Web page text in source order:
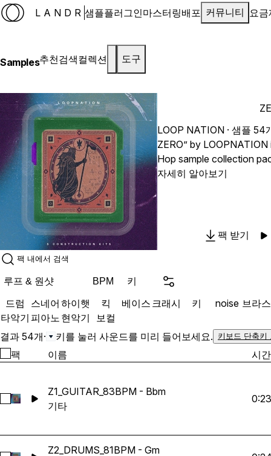
LANDR 샘플플러그인마스터링배포 커뮤니티 요금
Samples추천검색컬렉션 도구
LOOP NATION · 샘플 54
ZERO” by
Hop sample collection
inspired by the raw
jazzy keys to crunchy
true golden-era flavor.
자세히 알아보기
팩 받기
루프 & 원샷 BPM 키
드럼 스네어 하이햇 킥 베이스 크래시 키 noise 브라
타악기 피아노 현악기
보컬
결과 54개· 키를 눌러 사운드를 미리 들어보세요. 키보드 단축키
팩 이름 시간
Z1_GUITAR_83BPM - Bbm 선택
Z1_GUITAR_83BPM - Bbm
기타
0:23
Z2_DRUMS_81BPM - Gm